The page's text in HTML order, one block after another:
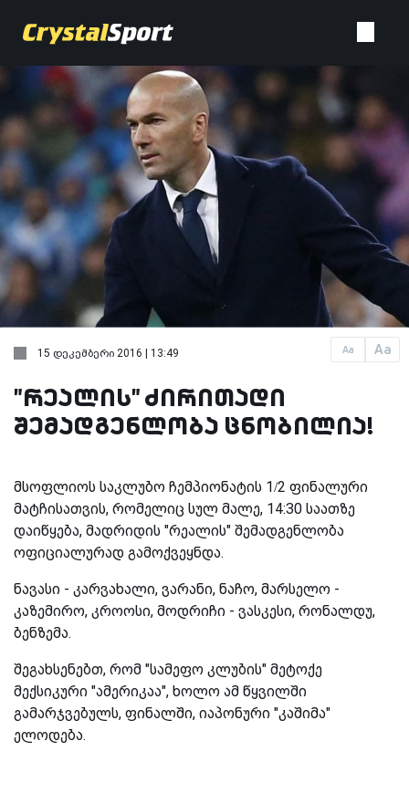
Aa Aa
15 დეკემბერი 2016 | 13:49
"რეალის" ძირითადი
შემადგენლობა ცნობილია!
მსოფლიოს საკლუბო ჩემპიონატის 1/2 ფინალური
მატჩისათვის, რომელიც სულ მალე, 14:30 საათზე
დაიწყება, მადრიდის "რეალის" შემადგენლობა
ოფიციალურად გამოქვეყნდა.
ნავასი - კარვახალი, ვარანი, ნაჩო, მარსელო -
კაზემირო, კროოსი, მოდრიჩი - ვასკესი, რონალდუ,
ბენზემა.
შეგახსენებთ, რომ "სამეფო კლუბის" მეტოქე
მექსიკური "ამერიკაა", ხოლო ამ წყვილში
გამარჯვებულს, ფინალში, იაპონური "კაშიმა"
ელოდება.